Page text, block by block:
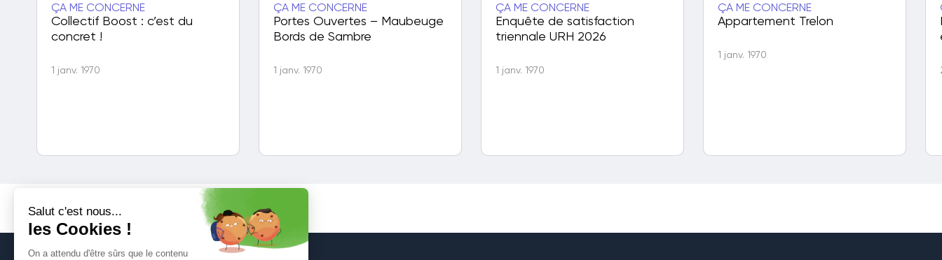
ÇA ME CONCERNE
Collectif Boost : c’est du
concret !
1 janv. 1970
ÇA ME CONCERNE
Portes Ouvertes – Maubeuge
Bords de Sambre
1 janv. 1970
ÇA ME CONCERNE
Enquête de satisfaction
triennale URH 2026
1 janv. 1970
ÇA ME CONCERNE
Appartement Trelon
1 janv. 1970